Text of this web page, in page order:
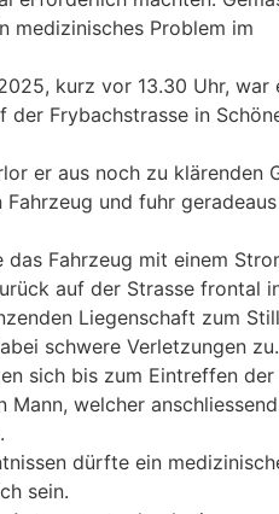
medizinisches Problem im
kurz vor 13.30 Uhr, war
der Frybachstrasse in
er aus noch zu klärenden
und fuhr
Fahrzeug mit einem
auf der Strasse frontal
Liegenschaft zum
schwere Verletzungen zu.
sich bis zum Eintreffen der
Mann, welcher
dürfte ein
sein.